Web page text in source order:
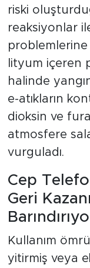
riski
reaksiyonlar
problemlerine
lityum içeren
halinde
e-atıkların
dioksin ve
atmosfere
vurguladı.
Cep
Geri
Kullanım
yitirmiş veya